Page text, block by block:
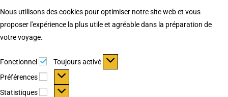
Nous utilisons des cookies pour optimiser notre site web et vous
proposer l'expérience la plus utile et agréable dans la préparation de
votre voyage.
Fonctionnel Fonctionnel
Toujours activé
Préférences
Préférences
Statistiques Statistiques